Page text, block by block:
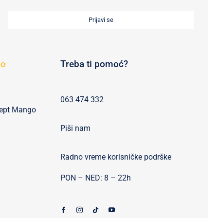
Prijavi se
Mango
Treba ti pomoć?
063 474 332
Piši nam
Radno vreme korisničke podrške
PON – NED: 8 – 22h